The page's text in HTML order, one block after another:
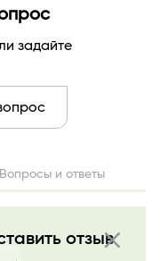
задайте
Вопросы и ответы
close
отзыв